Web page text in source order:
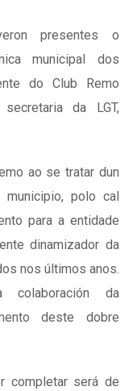
presentes o
municipal dos
do Club Remo
da LGT,
ao se tratar dun
municipio, polo cal
para a entidade
dinamizador da
nos últimos anos.
colaboración da
deste dobre
completar será de